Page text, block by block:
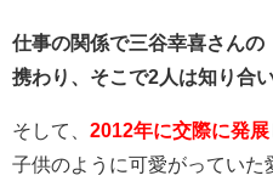
仕事の関係で三谷幸喜さんの
携わり、そこで2人は知り合い
そして、 2012年に交際に発展
子供のように可愛がっていた